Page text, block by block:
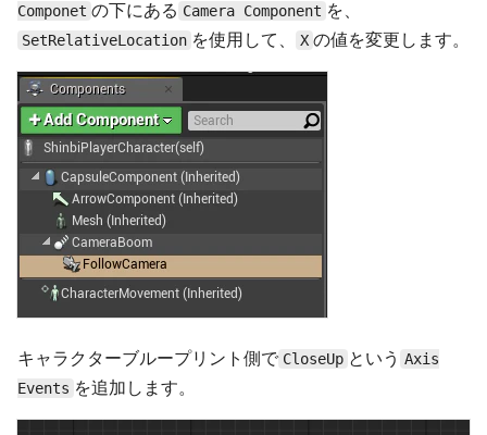
Componet の下にある Camera Component を、
SetRelativeLocation を使用して、 X の値を変更します。
キャラクターブループリント側で CloseUp という Axis
Events を追加します。